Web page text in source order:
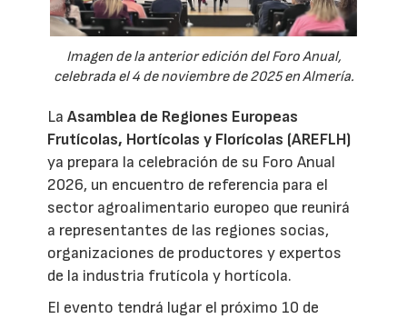
Imagen de la anterior edición del Foro Anual,
celebrada el 4 de noviembre de 2025 en Almería.
LaAsamblea de Regiones Europeas
Frutícolas, Hortícolas y Florícolas (AREFLH)
ya prepara la celebración de su Foro Anual
2026, un encuentro de referencia para el
sector agroalimentario europeo que reunirá
a representantes de las regiones socias,
organizaciones de productores y expertos
de la industria frutícola y hortícola.
El evento tendrá lugar el próximo 10 de